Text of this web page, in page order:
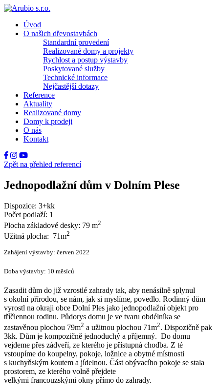
Úvod
O našich dřevostavbách
Standardní provedení
Realizované domy a projekty
Rychlost a postup výstavby
Poskytované služby
Technické informace
Nejčastější dotazy
Reference
Aktuality
Realizované domy
Domy k prodeji
O nás
Kontakt
Zpět na přehled referencí
Jednopodlažní dům v Dolním Plese
Dispozice: 3+kk
Počet podlaží: 1
Plocha základové desky: 79 m2
Užitná plocha: 71m2
Zahájení výstavby: červen 2022
Doba výstavby: 10 měsíců
Zasadit dům do již vzrostlé zahrady tak, aby nenásilně splynul
s okolní přírodou, se nám, jak si myslíme, povedlo. Rodinný dům
vyrostl na okraji obce Dolní Ples jako jednopodlažní objekt pro
tříčlennou rodinu. Půdorys domu je ve tvaru obdélníka se
zastavěnou plochou 79m2 a užitnou plochou 71m2. Dispozičně pak
3kk. Dům je kompozičně jednoduchý a příjemný. Do domu
vejdeme přes zádveří, ze kterého je přístupná chodba. Z té
vstoupíme do koupelny, pokoje, ložnice a obytné místnosti
s kuchyňským koutem a jídelnou. Část obývacího pokoje se stala
prostorem, ze kterého volně přejdete
velkými francouzskými okny přímo do zahrady.